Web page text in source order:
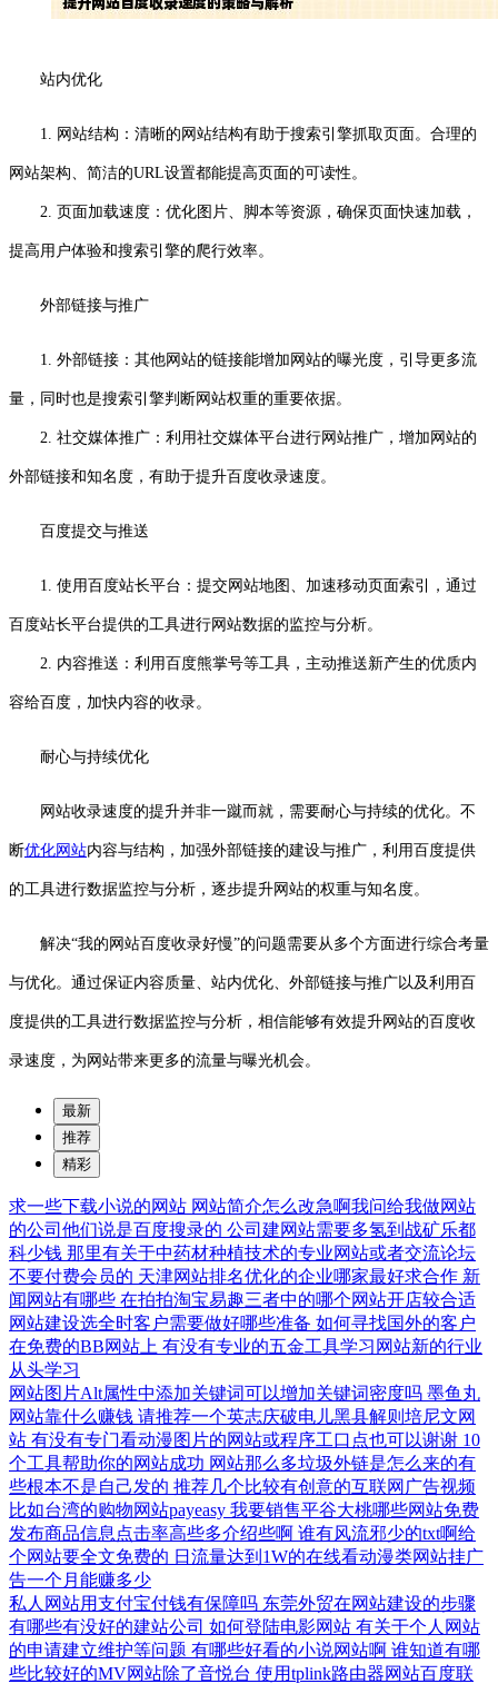
站内优化
1. 网站结构：清晰的网站结构有助于搜索引擎抓取页面。合理的
网站架构、简洁的URL设置都能提高页面的可读性。
2. 页面加载速度：优化图片、脚本等资源，确保页面快速加载，
提高用户体验和搜索引擎的爬行效率。
外部链接与推广
1. 外部链接：其他网站的链接能增加网站的曝光度，引导更多流
量，同时也是搜索引擎判断网站权重的重要依据。
2. 社交媒体推广：利用社交媒体平台进行网站推广，增加网站的
外部链接和知名度，有助于提升百度收录速度。
百度提交与推送
1. 使用百度站长平台：提交网站地图、加速移动页面索引，通过
百度站长平台提供的工具进行网站数据的监控与分析。
2. 内容推送：利用百度熊掌号等工具，主动推送新产生的优质内
容给百度，加快内容的收录。
耐心与持续优化
网站收录速度的提升并非一蹴而就，需要耐心与持续的优化。不
断优化网站内容与结构，加强外部链接的建设与推广，利用百度提供
的工具进行数据监控与分析，逐步提升网站的权重与知名度。
解决“我的网站百度收录好慢”的问题需要从多个方面进行综合考量
与优化。通过保证内容质量、站内优化、外部链接与推广以及利用百
度提供的工具进行数据监控与分析，相信能够有效提升网站的百度收
录速度，为网站带来更多的流量与曝光机会。
最新
推荐
精彩
求一些下载小说的网站 网站简介怎么改急啊我问给我做网站
的公司他们说是百度搜录的 公司建网站需要多氢到战矿乐都
科少钱 那里有关于中药材种植技术的专业网站或者交流论坛
不要付费会员的 天津网站排名优化的企业哪家最好求合作 新
闻网站有哪些 在拍拍淘宝易趣三者中的哪个网站开店较合适
网站建设选全时客户需要做好哪些准备 如何寻找国外的客户
在免费的BB网站上 有没有专业的五金工具学习网站新的行业
从头学习
网站图片Alt属性中添加关键词可以增加关键词密度吗 墨鱼丸
网站靠什么赚钱 请推荐一个英志庆破电儿黑县解则培尼文网
站 有没有专门看动漫图片的网站或程序工口点也可以谢谢 10
个工具帮助你的网站成功 网站那么多垃圾外链是怎么来的有
些根本不是自己发的 推荐几个比较有创意的互联网广告视频
比如台湾的购物网站payeasy 我要销售平谷大桃哪些网站免费
发布商品信息点击率高些多介绍些啊 谁有风流邪少的txt啊给
个网站要全文免费的 日流量达到1W的在线看动漫类网站挂广
告一个月能赚多少
私人网站用支付宝付钱有保障吗 东莞外贸在网站建设的步骤
有哪些有没好的建站公司 如何登陆电影网站 有关于个人网站
的申请建立维护等问题 有哪些好看的小说网站啊 谁知道有哪
些比较好的MV网站除了音悦台 使用tplink路由器网站百度联